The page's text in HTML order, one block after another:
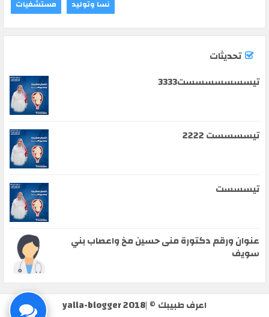
مستشفيات
نسا وتوليد
تحديثات
تيسسسسسسست3333
تيسسسست 2222
تيسسست
عنوان ورقم دكتورة منى حسين مخ واعصاب بني
سويف
اعرف طبيبك © |
yalla-blogger 2018